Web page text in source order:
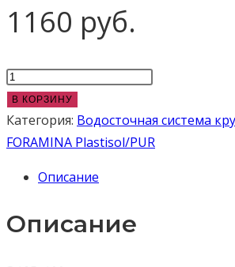
1160 руб.
Количество
товара
Угол
желоба
FORAMINA
В КОРЗИНУ
Категория: Водосточная система
FORAMINA Plastisol/PUR
Описание
Описание